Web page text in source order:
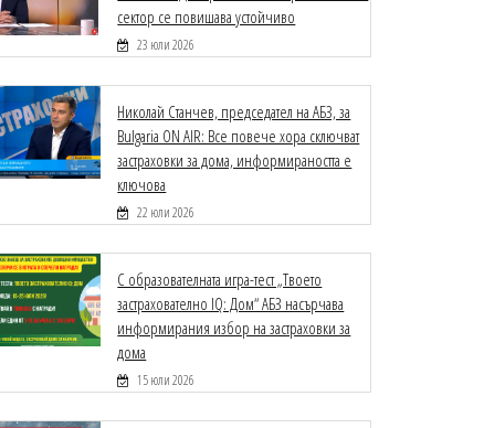
сектор се повишава устойчиво
23 юли 2026
Николай Станчев, председател на АБЗ, за
Bulgaria ON AIR: Все повече хора сключват
застраховки за дома, информираността е
ключова
22 юли 2026
С образователната игра-тест „Твоето
застрахователно IQ: Дом“ АБЗ насърчава
информирания избор на застраховки за
дома
15 юли 2026